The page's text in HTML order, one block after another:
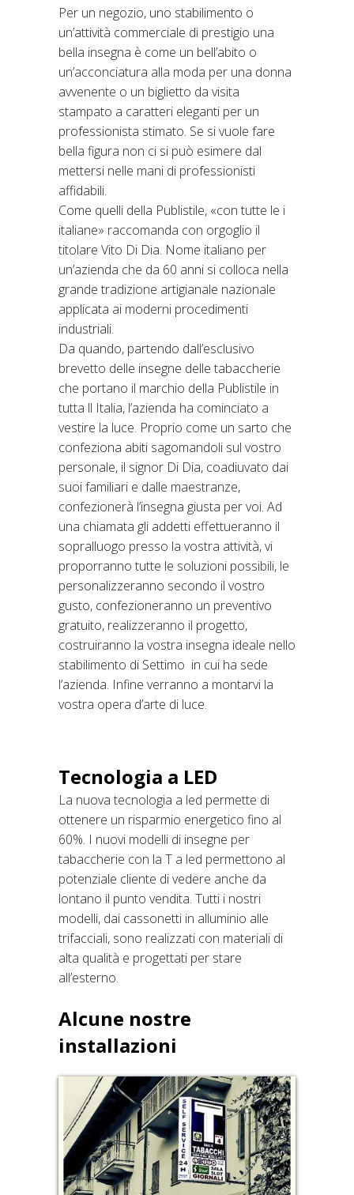
Per un negozio, uno stabilimento o
un’attività commerciale di prestigio una
bella insegna è come un bell’abito o
un’acconciatura alla moda per una donna
avvenente o un biglietto da visita
stampato a caratteri eleganti per un
professionista stimato. Se si vuole fare
bella figura non ci si può esimere dal
mettersi nelle mani di professionisti
affidabili.
Come quelli della Publistile, «con tutte le i
italiane» raccomanda con orgoglio il
titolare Vito Di Dia. Nome italiano per
un’azienda che da 60 anni si colloca nella
grande tradizione artigianale nazionale
applicata ai moderni procedimenti
industriali.
Da quando, partendo dall’esclusivo
brevetto delle insegne delle tabaccherie
che portano il marchio della Publistile in
tutta ll Italia, l’azienda ha cominciato a
vestire la luce. Proprio come un sarto che
confeziona abiti sagomandoli sul vostro
personale, il signor Di Dia, coadiuvato dai
suoi familiari e dalle maestranze,
confezionerà l’insegna giusta per voi. Ad
una chiamata gli addetti effettueranno il
sopralluogo presso la vostra attività, vi
proporranno tutte le soluzioni possibili, le
personalizzeranno secondo il vostro
gusto, confezioneranno un preventivo
gratuito, realizzeranno il progetto,
costruiranno la vostra insegna ideale nello
stabilimento di Settimo in cui ha sede
l’azienda. Infine verranno a montarvi la
vostra opera d’arte di luce.
Tecnologia a LED
La nuova tecnologia a led permette di
ottenere un risparmio energetico fino al
60%. I nuovi modelli di insegne per
tabaccherie con la T a led permettono al
potenziale cliente di vedere anche da
lontano il punto vendita. Tutti i nostri
modelli, dai cassonetti in alluminio alle
trifacciali, sono realizzati con materiali di
alta qualità e progettati per stare
all’esterno.
Alcune nostre
installazioni